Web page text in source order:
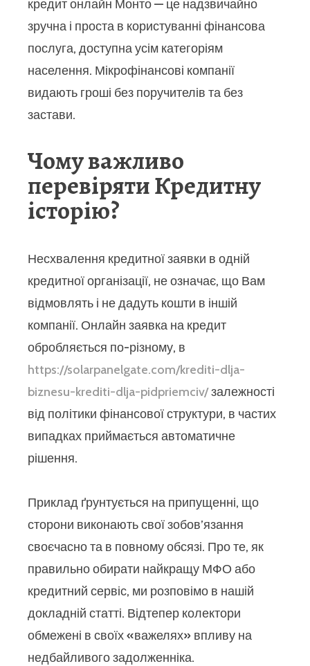
кредит онлайн Монто — це надзвичайно
зручна і проста в користуванні фінансова
послуга, доступна усім категоріям
населення. Мікрофінансові компанії
видають гроші без поручителів та без
застави.
Чому важливо
перевіряти Кредитну
історію?
Несхвалення кредитної заявки в одній
кредитної організації, не означає, що Вам
відмовлять і не дадуть кошти в іншій
компанії. Онлайн заявка на кредит
обробляється по-різному, в
https://solarpanelgate.com/krediti-dlja-
biznesu-krediti-dlja-pidpriemciv/залежності
від політики фінансової структури, в частих
випадках приймається автоматичне
рішення.
Приклад ґрунтується на припущенні, що
сторони виконають свої зобов’язання
своєчасно та в повному обсязі. Про те, як
правильно обирати найкращу МФО або
кредитний сервіс, ми розповімо в нашій
докладній статті. Відтепер колектори
обмежені в своїх «важелях» впливу на
недбайливого задолженніка.